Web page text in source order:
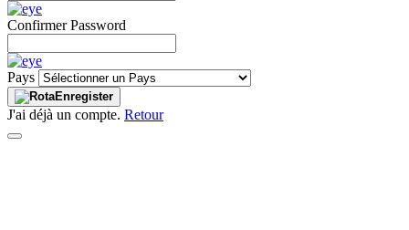
Confirmer Password
Pays
Enregister
J'ai déjà un compte. Retour